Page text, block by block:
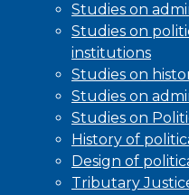
Studies on
Studies on
institutions
Studies on
Studies on
Studies on
History of
Design of
Tributary